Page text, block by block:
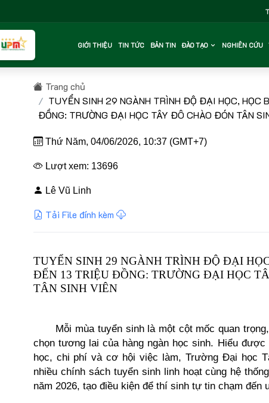
GIỚI THIỆU TIN TỨC BẢN TIN ĐÀO TẠO NGHIÊN CỨU
Trang chủ
TUYỂN SINH 29 NGÀNH TRÌNH ĐỘ ĐẠI HỌC, HỌC
ĐỒNG: TRƯỜNG ĐẠI HỌC TÂY ĐÔ CHÀO ĐÓN TÂN
Thứ Năm, 04/06/2026, 10:37 (GMT+7)
Lượt xem: 13696
Lê Vũ Linh
Tải File đính kèm
TUYỂN SINH 29 NGÀNH TRÌNH ĐỘ ĐẠI
ĐẾN 13 TRIỆU ĐỒNG: TRƯỜNG ĐẠI HỌC
TÂN SINH VIÊN
Mỗi mùa tuyển sinh là một cột mốc quan
chọn tương lai của hàng ngàn học sinh. Hiểu
học, chi phí và cơ hội việc làm, Trường Đại học
nhiều chính sách tuyển sinh linh hoạt cùng hệ
năm 2026, tạo điều kiện để thí sinh tự tin chạm đến